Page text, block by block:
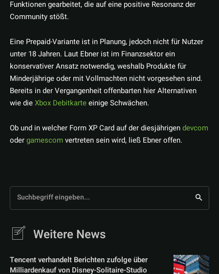
Funktionen gearbeitet, die auf eine positive Resonanz der
Community stößt.
Eine Prepaid-Variante ist in Planung, jedoch nicht für Nutzer
unter 18 Jahren. Laut Ebner ist im Finanzsektor ein
konservativer Ansatz notwendig, weshalb Produkte für
Minderjährige oder mit Vollmachten nicht vorgesehen sind.
Bereits in der Vergangenheit offenbarten hier Alternativen
wie dieXbox Debitkarteeinige Schwächen.
Ob und in welcher Form XP Card auf der diesjährigendevcom
odergamescom vertreten sein wird, ließ Ebner offen.
Suchbegriff eingeben...
Weitere News
Tencent verhandelt Berichten zufolge über
Milliardenkauf von Disney-Solitaire-Studio